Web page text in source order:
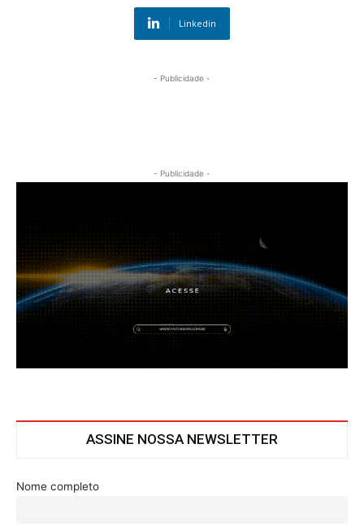
Linkedin
- Publicidade -
- Publicidade -
ASSINE NOSSA NEWSLETTER
Nome completo